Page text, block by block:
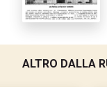
ALTRO DALLA